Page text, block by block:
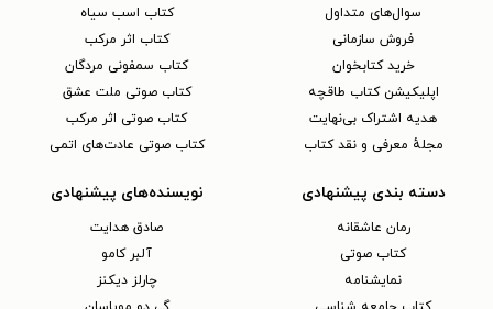
سوال‌های متداول
فروش سازمانی
خرید کتابخوان
اپلیکیشن کتاب طاقچه
هدیه اشتراک بی‌نهایت
مجلهٔ معرفی و نقد کتاب
کتاب اسب سیاه
کتاب اثر مرکب
کتاب سمفونی مردگان
کتاب صوتی ملت عشق
کتاب صوتی اثر مرکب
کتاب صوتی عادت‌های اتمی
دسته بندی پیشنهادی
رمان عاشقانه
کتاب‌ صوتی
نمایشنامه
نویسنده‌های پیشنهادی
صادق هدایت
آلبر کامو
چارلز دیکنز